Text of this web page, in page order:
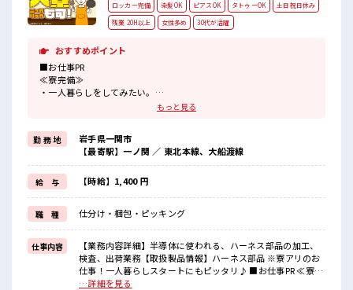
ロッカー完備
染髪OK ピアスOK タトゥーOK
土日祝日休み
残業 20H以上
女性多め 30代が活躍
おすすめポイント
■お仕事PR
≪寮完備≫
・一人暮らしをしてみたい。
・地元から出て新しい場所で働いてみたい。
そんな方にピッタリな「寮あり」のお仕事です！
赴任地までの交通費も当社が負担(規定有)！
遠方の方もご安心して応募ください！
≪女性も活躍できる職場≫
もちろん男性の応募も歓迎です！
≪残業多めでがっつり稼ぐ≫
高収入を希望される方にオススメ。
残業は月20時間以上あります♪
≪週休2日制≫
週末は家族や友人と一緒にプライベート満喫！
■職場の雰囲気
女性が多めの職場です♪
もっと見る
勤 務 地
岩手県一関市
【最寄駅】一ノ関 ／ 東北本線、大船渡線
給 与 【時給】1,400 円
職 種 仕分け・梱包・ピッキング
仕事内容
【業務内容詳細】半導体に使われる、ハーネス部品の加工、
検査、出荷業務【取扱製品情報】ハーネス部品 ※寮アリのお
仕事！一人暮らしスタートにもピッタリ♪ ■お仕事PR ≪寮完
備≫ ・一人暮らしをしてみたい。 ・地元から出て新しい場所
…詳細を見る